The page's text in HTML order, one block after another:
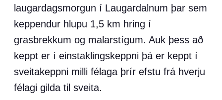
laugardagsmorgun í Laugardalnum þar sem
keppendur hlupu 1,5 km hring í
grasbrekkum og malarstígum. Auk þess að
keppt er í einstaklingskeppni þá er keppt í
sveitakeppni milli félaga þrír efstu frá hverju
félagi gilda til sveita.